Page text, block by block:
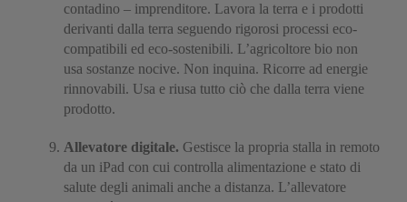
contadino – imprenditore. Lavora la terra e i prodotti
derivanti dalla terra seguendo rigorosi processi eco-
compatibili ed eco-sostenibili. L’agricoltore bio non
usa sostanze nocive. Non inquina. Ricorre ad energie
rinnovabili. Usa e riusa tutto ciò che dalla terra viene
prodotto.
Allevatore digitale. Gestisce la propria stalla in remoto
da un iPad con cui controlla alimentazione e stato di
salute degli animali anche a distanza. L’allevatore